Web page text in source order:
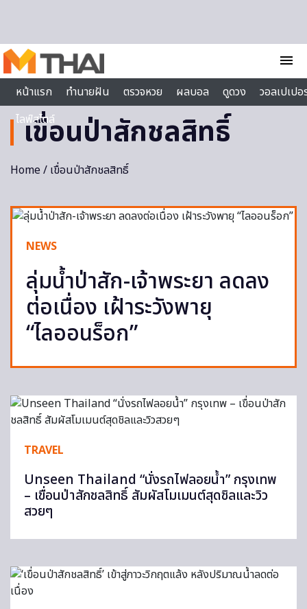
menu
หน้าแรก
ทำนายฝัน ตรวจหวย ผลบอล ดูดวง
วอลเปเป
ไลฟ์สไตล์
เขื่อนป่าสักชลสิทธิ์
Home/ เขื่อนป่าสักชลสิทธิ์
NEWS
ลุ่มน้ำป่าสัก-เจ้าพระยา ลดลง
ต่อเนื่อง เฝ้าระวังพายุ
“ไลออนร็อก”
TRAVEL
Unseen Thailand “นั่งรถไฟลอยน้ำ” กรุงเทพ
– เขื่อนป่าสักชลสิทธิ์ สัมผัสโมเมนต์สุดชิลและวิว
สวยๆ